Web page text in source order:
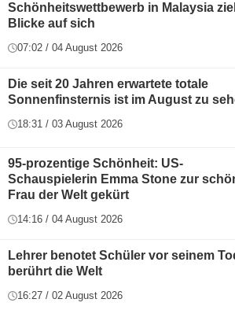
Schönheitswettbewerb in Malaysia
Blicke auf sich
07:02 / 04 August 2026
Die seit 20 Jahren erwartete totale
Sonnenfinsternis ist im August zu
18:31 / 03 August 2026
95-prozentige Schönheit: US-
Schauspielerin Emma Stone zur
Frau der Welt gekürt
14:16 / 04 August 2026
Lehrer benotet Schüler vor seinem
berührt die Welt
16:27 / 02 August 2026